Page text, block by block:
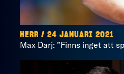
HERR / 24 JANUARI 2021
Max Darj: ”Finns inget att